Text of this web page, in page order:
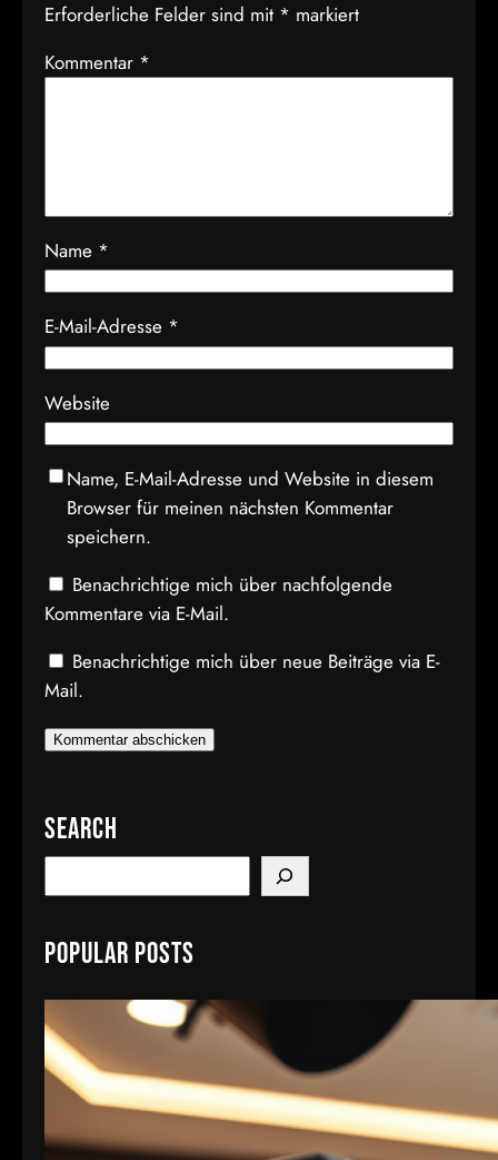
Erforderliche Felder sind mit * markiert
Kommentar *
Name *
E-Mail-Adresse *
Website
Name, E-Mail-Adresse und Website in diesem
Browser für meinen nächsten Kommentar
speichern.
Benachrichtige mich über nachfolgende
Kommentare via E-Mail.
Benachrichtige mich über neue Beiträge via E-
Mail.
Search
e
r
Popular Posts